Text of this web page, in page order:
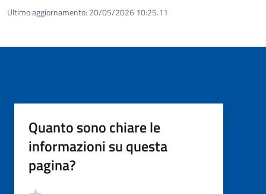
Ultimo aggiornamento: 20/05/2026 10:25.11
Quanto sono chiare le
informazioni su questa
pagina?
Valutazione